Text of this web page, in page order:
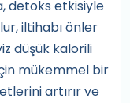
detoks etkisiyle
iltihabı önler
düşük kalorili
mükemmel bir
artırır ve